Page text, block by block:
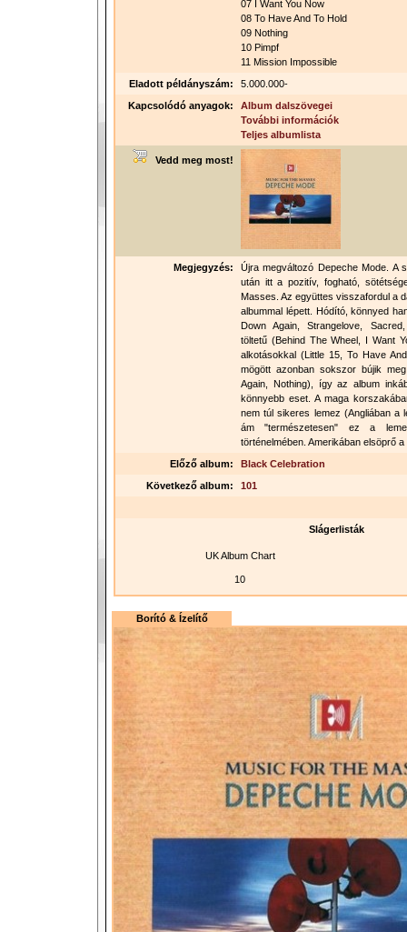
07 I Want You Now
08 To Have And To Hold
09 Nothing
10 Pimpf
11 Mission Impossible
Eladott példányszám:
5.000.000-
Kapcsolódó anyagok:
Album dalszövegei
További információk
Teljes albumlista
Vedd meg most!
Megjegyzés:
Újra megváltozó Depeche Mode. A
után itt a pozitív, fogható,
Masses. Az együttes visszafordul a
albummal lépett. Hódító, könnyed
Down Again, Strangelove,
töltetű (Behind The Wheel, I Want
alkotásokkal (Little 15, To Have
mögött azonban sokszor bújik
Again, Nothing), így az album
könnyebb eset. A maga
nem túl sikeres lemez (Angliában a
ám "természetesen" ez a
történelmében. Amerikában elsöprő a
Előző album:
Black Celebration
Következő album:
101
Slágerlisták
UK Album Chart
10
Borító & Ízelítő